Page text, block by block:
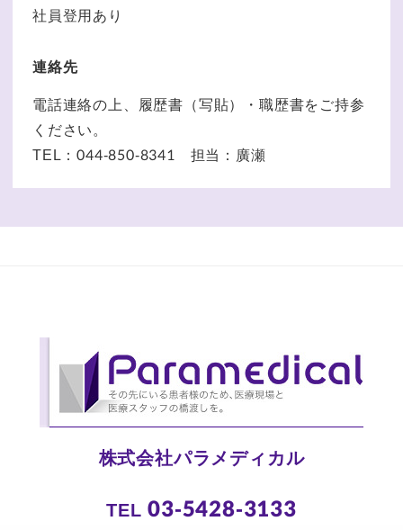
社員登用あり
連絡先
電話連絡の上、履歴書（写貼）・職歴書をご持参
ください。
TEL：044-850-8341 担当：廣瀬
株式会社パラメディカル
TEL03-5428-3133